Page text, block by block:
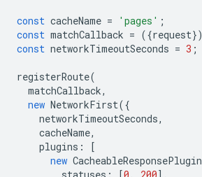
const cacheName = 'pages' ;
const matchCallback = ({request})
const networkTimeoutSeconds = 3 ;
registerRoute(
matchCallback,
new NetworkFirst({
networkTimeoutSeconds,
cacheName,
plugins :
[
new CacheableResponsePlugin